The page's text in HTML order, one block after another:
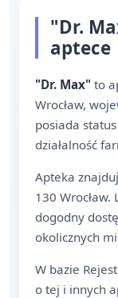
"Dr.
aptece
"Dr. Max" to
Wrocław,
posiada
działalność
Apteka
130
dogodny
okolicznych
W bazie
o tej i innych